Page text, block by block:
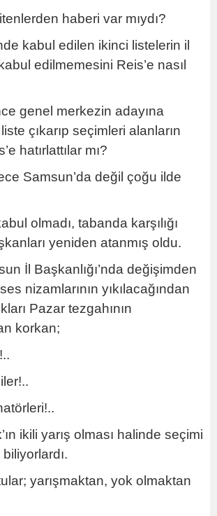
haberi var mıydı?
kabul edilen ikinci listelerin il
edilmemesini Reis’e nasıl
genel merkezin adayına
çıkarıp seçimleri alanların
hatırlattılar mı?
Samsun’da değil çoğu ilde
olmadı, tabanda karşılığı
yeniden atanmış oldu.
İl Başkanlığı’nda değişimden
nizamlarının yıkılacağından
Pazar tezgahının
korkan;
ikili yarış olması halinde seçimi
biliyorlardı.
yarışmaktan, yok olmaktan